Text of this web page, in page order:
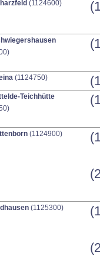
(1124600)
(1124750)
Teichhütte
(1124900)
(1125300)